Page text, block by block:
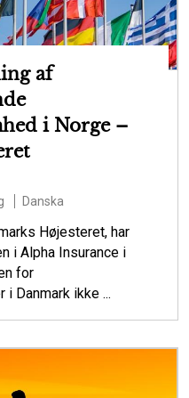
af
i Norge –
Danska
Højesteret, har
i Alpha Insurance i
for
Danmark ikke ...